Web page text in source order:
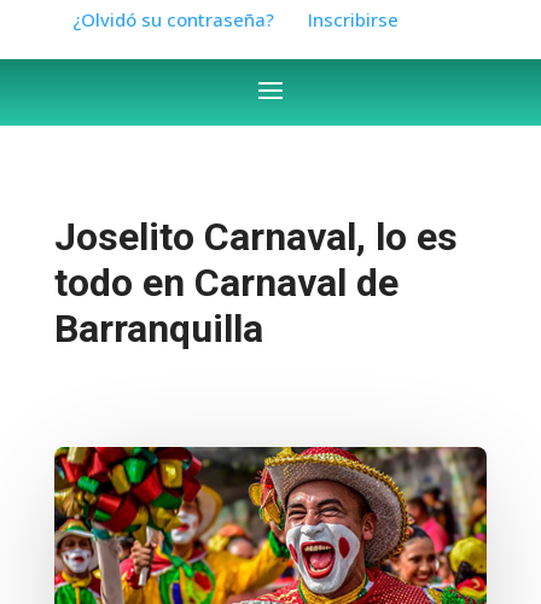
¿Olvidó su contraseña? Inscribirse
Joselito Carnaval, lo es
todo en Carnaval de
Barranquilla